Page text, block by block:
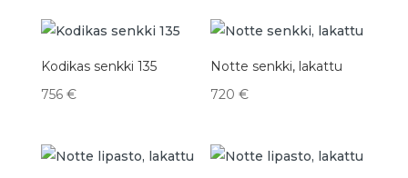
Kodikas senkki 135
756 €
Notte senkki, lakattu
720€